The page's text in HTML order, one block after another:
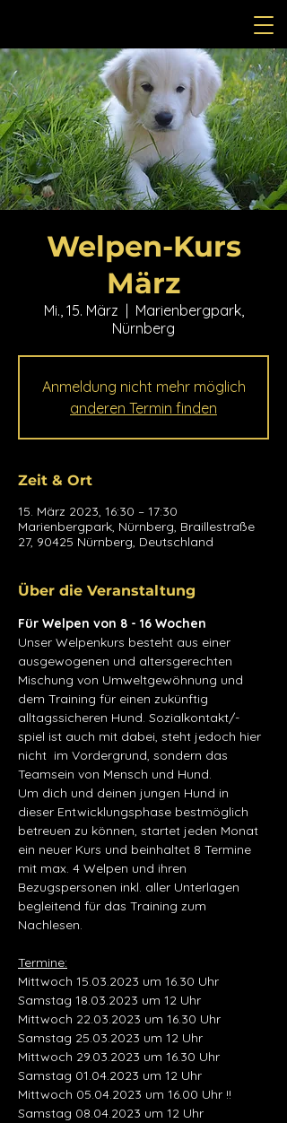
Welpen-Kurs
März
Mi., 15. März
Marienbergpark,
Nürnberg
Anmeldung nicht mehr möglich
anderen Termin finden
Zeit & Ort
15. März 2023, 16:30 – 17:30
Marienbergpark, Nürnberg, Braillestraße
27, 90425 Nürnberg, Deutschland
Über die Veranstaltung
Für Welpen von 8 - 16 Wochen
Unser Welpenkurs besteht aus einer
ausgewogenen und altersgerechten
Mischung von Umweltgewöhnung und
dem Training für einen zukünftig
alltagssicheren Hund. Sozialkontakt/-
spiel ist auch mit dabei, steht jedoch hier
nicht  im Vordergrund, sondern das
Teamsein von Mensch und Hund.
Um dich und deinen jungen Hund in
dieser Entwicklungsphase bestmöglich
betreuen zu können, startet jeden Monat
ein neuer Kurs und beinhaltet 8 Termine
mit max. 4 Welpen und ihren
Bezugspersonen inkl. aller Unterlagen
begleitend für das Training zum
Nachlesen.
Termine:
Mittwoch 15.03.2023 um 16.30 Uhr
Samstag 18.03.2023 um 12 Uhr
Mittwoch 22.03.2023 um 16.30 Uhr
Samstag 25.03.2023 um 12 Uhr
Mittwoch 29.03.2023 um 16.30 Uhr
Samstag 01.04.2023 um 12 Uhr
Mittwoch 05.04.2023 um 16.00 Uhr !!
Samstag 08.04.2023 um 12 Uhr